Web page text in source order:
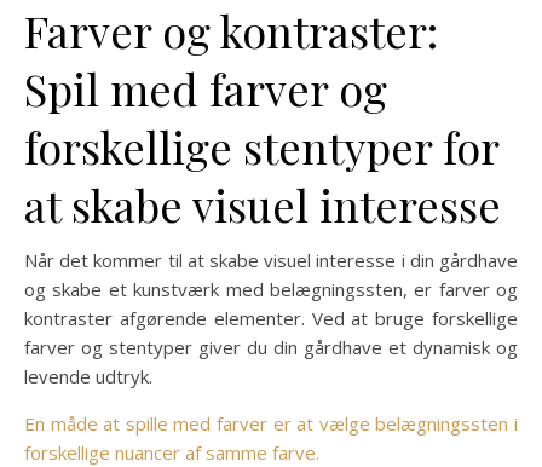
Farver og kontraster:
Spil med farver og
forskellige stentyper for
at skabe visuel interesse
Når det kommer til at skabe visuel interesse i din gårdhave
og skabe et kunstværk med belægningssten, er farver og
kontraster afgørende elementer. Ved at bruge forskellige
farver og stentyper giver du din gårdhave et dynamisk og
levende udtryk.
En måde at spille med farver er at vælge belægningssten i
forskellige nuancer af samme farve.